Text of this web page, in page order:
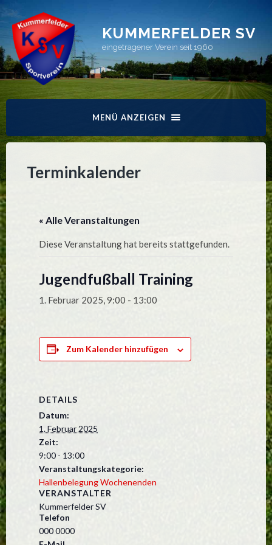
KUMMERFELDER SV
eingetragener Verein seit 1960
MENÜ ANZEIGEN
Terminkalender
« Alle Veranstaltungen
Diese Veranstaltung hat bereits stattgefunden.
Jugendfußball Training
1. Februar 2025, 9:00 - 13:00
Zum Kalender hinzufügen
DETAILS
Datum:
1. Februar 2025
Zeit:
9:00 - 13:00
Veranstaltungskategorie:
Hallenbelegung Wochenenden
VERANSTALTER
Kummerfelder SV
Telefon
000 0000